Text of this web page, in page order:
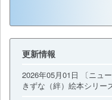
更新情報
2026年05月01日 〔ニュー
きずな（絆）絵本シリ